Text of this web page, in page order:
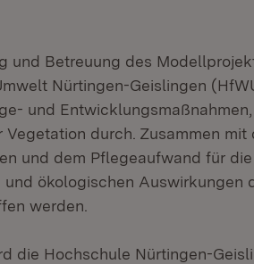
und Betreuung des
Nürtingen-Geislingen
und
durch. Zusammen mit
und dem Pflegeaufwand für
ökologischen Auswirkungen
werden.
die Hochschule Nürtingen-